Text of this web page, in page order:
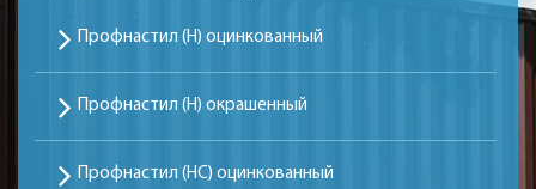
Профнастил (Н) оцинкованный
Профнастил (Н) окрашенный
Профнастил (НС) оцинкованный